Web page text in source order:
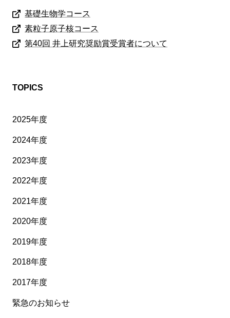
基礎生物学コース
素粒子原子核コース
第40回 井上研究奨励賞受賞者について
TOPICS
2025年度
2024年度
2023年度
2022年度
2021年度
2020年度
2019年度
2018年度
2017年度
緊急のお知らせ